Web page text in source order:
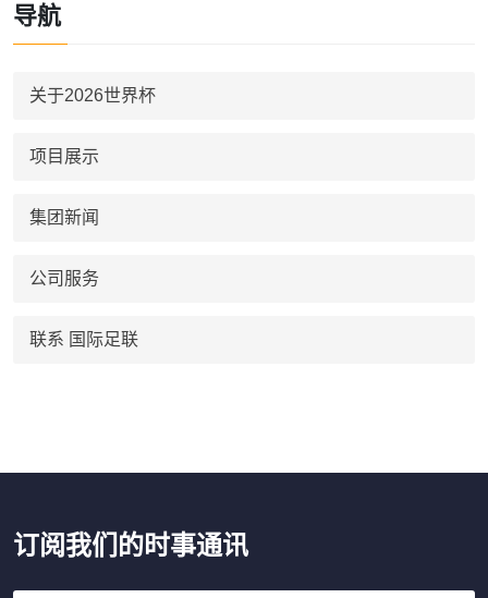
导航
关于2026世界杯
项目展示
集团新闻
公司服务
联系 国际足联
订阅我们的时事通讯